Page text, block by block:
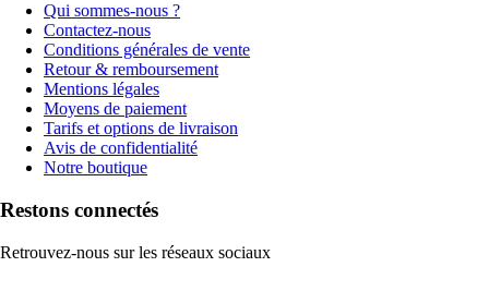
Qui sommes-nous ?
Contactez-nous
Conditions générales de vente
Retour & remboursement
Mentions légales
Moyens de paiement
Tarifs et options de livraison
Avis de confidentialité
Notre boutique
Restons connectés
Retrouvez-nous sur les réseaux sociaux